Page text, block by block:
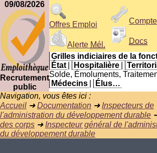
09/08/2026
Recrutement
public
Offres Emploi
Alerte Mél.
Compte
Docs
Grilles indiciaires de la
État
Hospitalière
Solde, Émoluments,
Médecins
Élus…
Navigation, vous êtes ici :
Accueil ➜Documentation ➜ Inspecteurs de
l'administration du développement durable
des corps ➜ Inspecteur général de
du développement durable